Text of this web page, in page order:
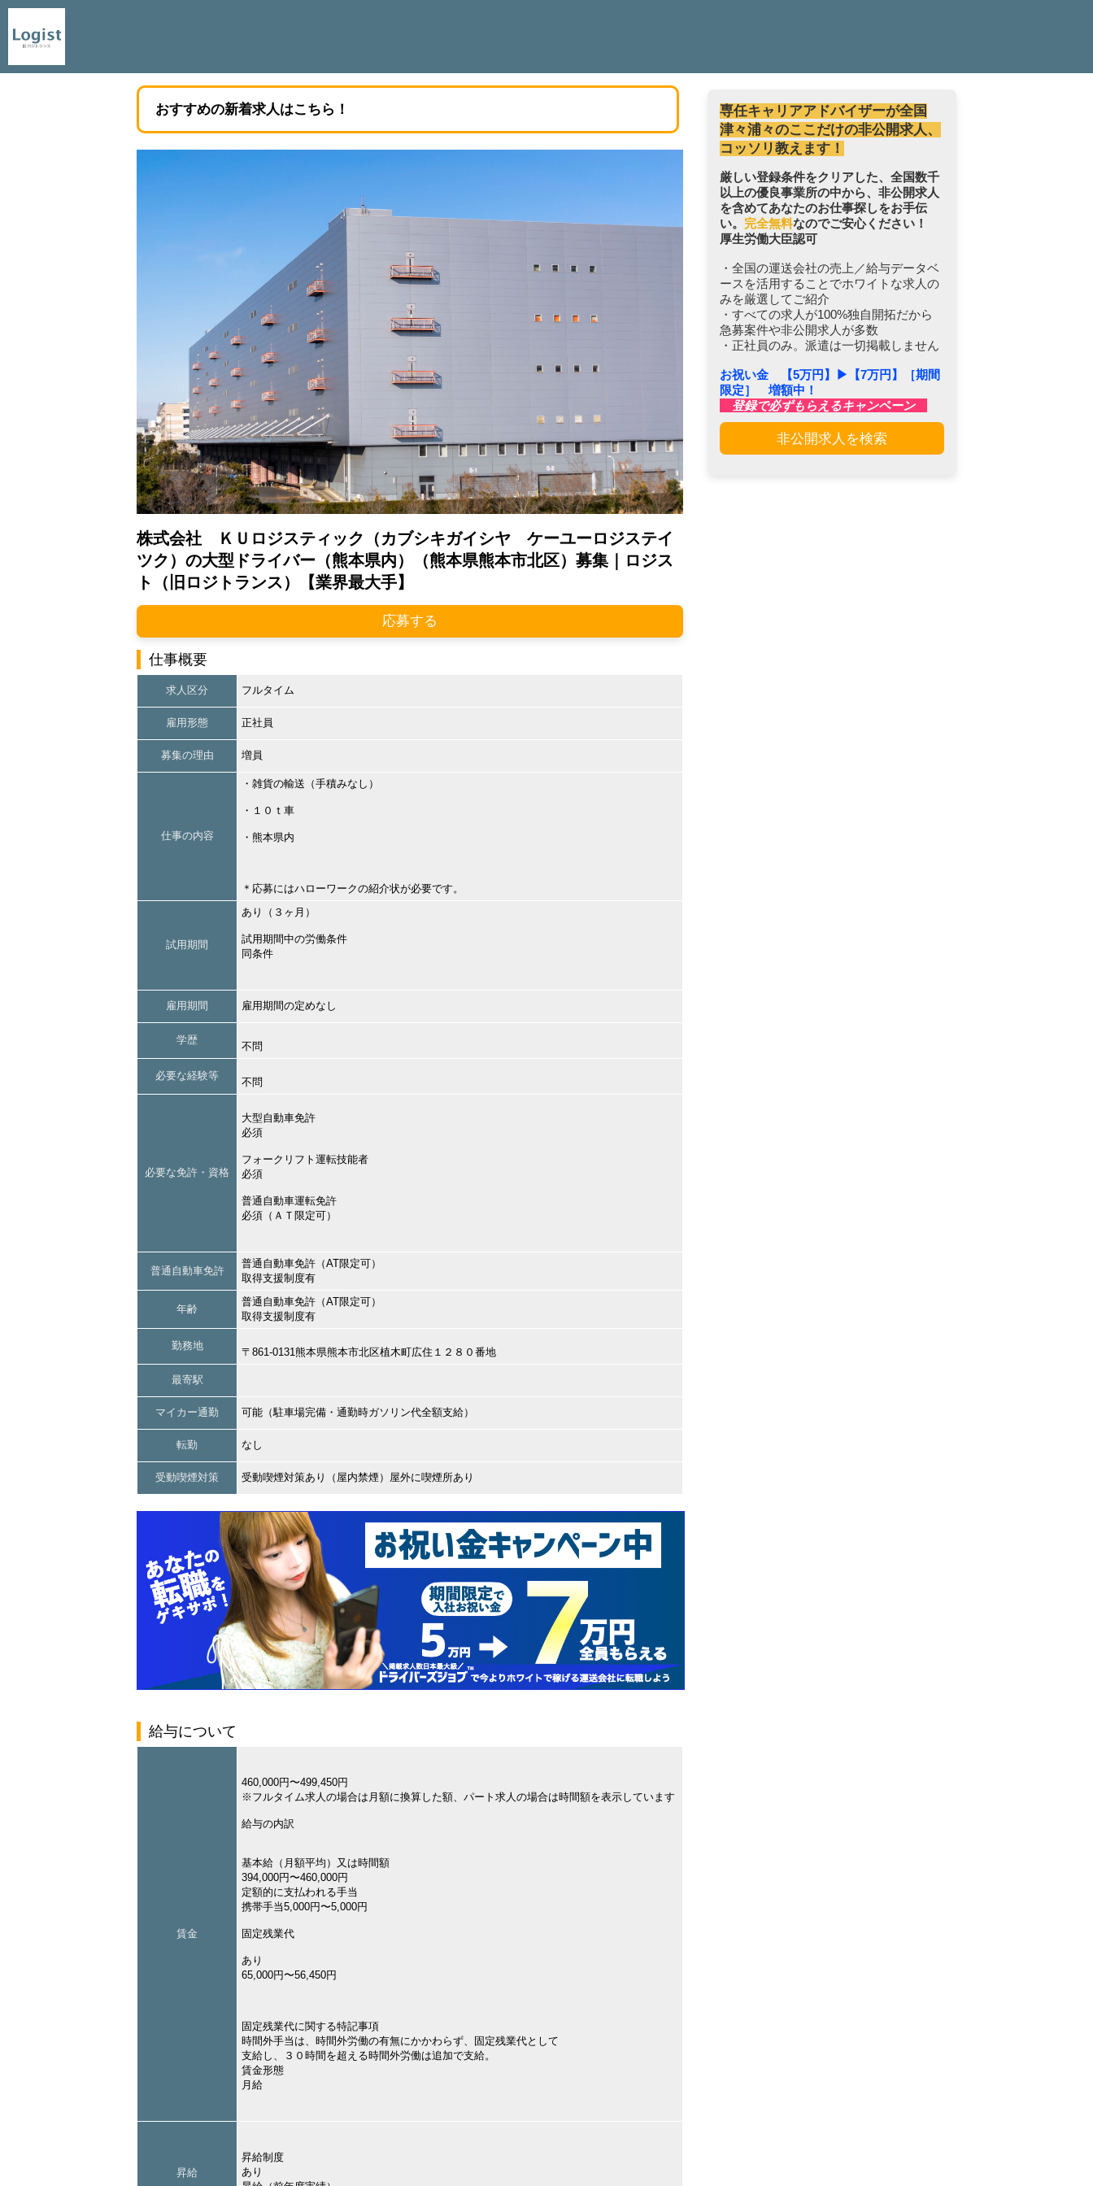
おすすめの新着求人はこちら！
株式会社 ＫＵロジスティック（カブシキガイシヤ ケーユーロジステイ
ツク）の大型ドライバー（熊本県内）（熊本県熊本市北区）募集｜ロジス
ト（旧ロジトランス）【業界最大手】
応募する
仕事概要
求人区分 フルタイム
雇用形態 正社員
募集の理由 増員
仕事の内容
・雑貨の輸送（手積みなし）
・１０ｔ車
・熊本県内
＊応募にはハローワークの紹介状が必要です。
試用期間
あり（３ヶ月）
試用期間中の労働条件
同条件
雇用期間 雇用期間の定めなし
学歴
不問
必要な経験等
不問
必要な免許・資格
大型自動車免許
必須
フォークリフト運転技能者
必須
普通自動車運転免許
必須（ＡＴ限定可）
普通自動車免許
普通自動車免許（AT限定可）
取得支援制度有
年齢
普通自動車免許（AT限定可）
取得支援制度有
勤務地
〒861-0131熊本県熊本市北区植木町広住１２８０番地
最寄駅
マイカー通勤 可能（駐車場完備・通勤時ガソリン代全額支給）
転勤 なし
受動喫煙対策 受動喫煙対策あり（屋内禁煙）屋外に喫煙所あり
給与について
賃金
460,000円〜499,450円
※フルタイム求人の場合は月額に換算した額、パート求人の場合は時間額を表示しています
給与の内訳
基本給（月額平均）又は時間額
394,000円〜460,000円
定額的に支払われる手当
携帯手当5,000円〜5,000円
固定残業代
あり
65,000円〜56,450円
固定残業代に関する特記事項
時間外手当は、時間外労働の有無にかかわらず、固定残業代として
支給し、３０時間を超える時間外労働は追加で支給。
賃金形態
月給
昇給
昇給制度
あり
専任キャリアアドバイザーが全国
津々浦々のここだけの非公開求人、
コッソリ教えます！
厳しい登録条件をクリアした、全国数千
以上の優良事業所の中から、非公開求人
を含めてあなたのお仕事探しをお手伝
い。 完全無料なのでご安心ください！
厚生労働大臣認可
・全国の運送会社の売上／給与データベ
ースを活用することでホワイトな求人の
みを厳選してご紹介
・すべての求人が100%独自開拓だから
急募案件や非公開求人が多数
・正社員のみ。派遣は一切掲載しません
お祝い金 【5万円】▶︎【7万円】［期間
限定］ 増額中！
登録で必ずもらえるキャンペーン
非公開求人を検索